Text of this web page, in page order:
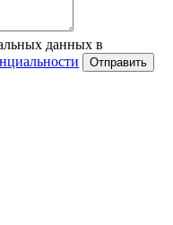
данных в
Отправить